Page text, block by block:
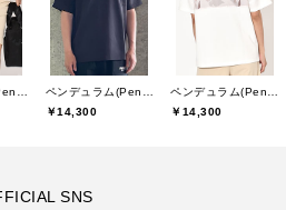
￥14,300
￥14,300
SNS